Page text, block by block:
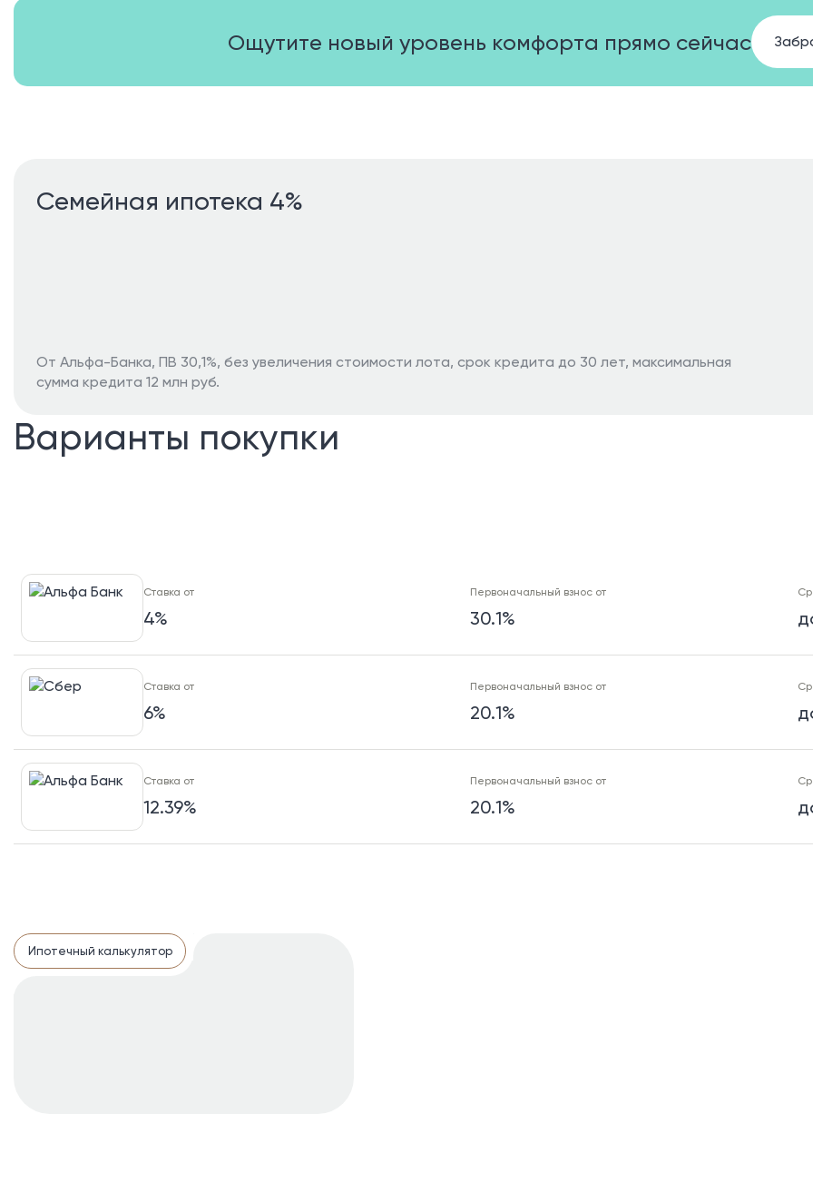
Ощутите новый уровень комфорта прямо сейчас
Семейная ипотека 4%
От Альфа-Банка, ПВ 30,1%, без увеличения стоимости лота, срок кредита до 30 лет, максимальная
сумма кредита 12 млн руб.
Варианты покупки
Ставка от
4%
Первоначальный взнос от
30.1%
Ставка от
6%
Первоначальный взнос от
20.1%
Ставка от
12.39%
Первоначальный взнос от
20.1%
Ставка от
Ипотечный калькулятор